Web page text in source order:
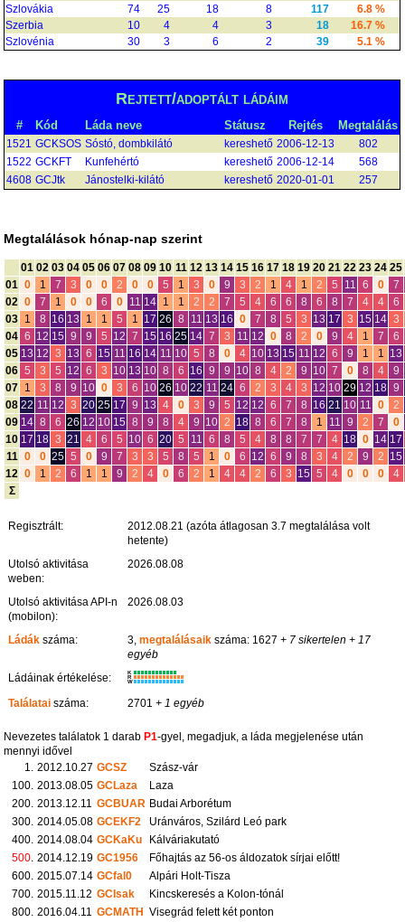
Szlovákia
74 25 18 8 117
6.8 %
Szerbia
10 4 4 3 18
16.7 %
Szlovénia
30 3 6 2 39 5.1 %
Rejtett/adoptált ládáim
# Kód Láda neve Státusz Rejtés Megtalálás
1521 GCKSOS Sóstó, dombkilátó kereshető 2006-12-13
802
1522 GCKFT Kunfehértó kereshető 2006-12-14
568
4608 GCJtk Jánostelki-kilátó kereshető 2020-01-01 257
Megtalálások hónap-nap szerint
01 02 03 04 05 06 07 08 09 10 11 12 13 14 15 16 17 18 19 20 21 22 23 24 25
01 0 1 7 3 0 0 2 0 0 5 1 3 0 9 3 2 1 4 1 2 5 11 6 0
7
02 0 7 1 0 0 6 0 11 14 1 1 2 2 7 5 4 6 6 8 6 8 7 4 4
6
03 1 8 16 13 1 1 5 1 17 26 8 11 13 16 0 7 8 5 3 13 17 3 15 14 3
04 6 12 15 9 9 5 12 7 15 16 25 14 7 3 11 12 0 8 2 0 9 4 1 7
6
05 13 12 3 13 6 15 11 16 14 11 10 5 8 0 4 10 13 15 11 12 6 9 1 1 13
06 5 3 5 12 6 3 10 13 10 8 6 16 9 9 10 8 4 2 9 10 7 0 8 4
9
07 1 3 8 9 10 0 3 6 10 26 10 22 11 24 6 2 3 4 3 12 10 29 12 18 9
08 22 11 12 3 20 25 17 9 13 4 0 3 9 5 12 12 6 7 8 16 21 10 11 0
2
09 14 8 6 26 12 10 15 8 9 8 4 9 10 2 18 8 6 7 8 1 11 9 2 7
0
10 17 18 3 21 4 6 5 10 6 20 5 11 6 8 5 4 8 8 7 7 4 18 0 14 17
11 0 0 25 5 0 9 7 3 3 5 8 5 1 0 6 12 6 9 8 3 4 2 9 2 15
12 0 1 2 6 1 1 9 2 4 0 6 2 1 4 4 2 6 3 15 5 4 0 0 0
4
Σ
Regisztrált:
2012.08.21 (azóta átlagosan 3.7 megtalálása volt
hetente)
Utolsó aktivitása
weben:
2026.08.08
Utolsó aktivitása API-n
(mobilon):
2026.08.03
Ládák száma: 3,megtalálásaik száma: 1627 + 7 sikertelen + 17
egyéb
Ládáinak értékelése:
K
R
W
Találatai száma: 2701 + 1 egyéb
Nevezetes találatok 1 darab P1-gyel, megadjuk, a láda megjelenése után
mennyi idővel
1. 2012.10.27 GCSZ
Szász-vár
100. 2013.08.05 GCLaza
Laza
200. 2013.12.11 GCBUAR Budai Arborétum
300. 2014.05.08 GCEKF2
Uránváros, Szilárd Leó park
400. 2014.08.04 GCKaKu
Kálváriakutató
500. 2014.12.19 GC1956
Főhajtás az 56-os áldozatok sírjai előtt!
600. 2015.07.14 GCfal0
Alpári Holt-Tisza
700. 2015.11.12 GCIsak
Kincskeresés a Kolon-tónál
800. 2016.04.11 GCMATH
Visegrád felett két ponton